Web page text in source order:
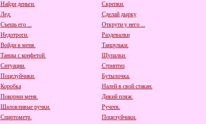
Найди деньги.
Скрепки.
Лед.
Сделай дырку
Съешь его ...
Открути у него ...
Недотроги.
Раздевалки
Войди в меня.
Танцульки.
Танцы с конфетой.
Щупалки.
Ситуации.
Стриптиз
Поцелуйчики.
Бутылочка.
Коробка
Налей в свой стакан.
Покорми меня.
Дикий пляж.
Шаловливые ручки.
Ручеек.
Спиртометр. Поцелуйчики.